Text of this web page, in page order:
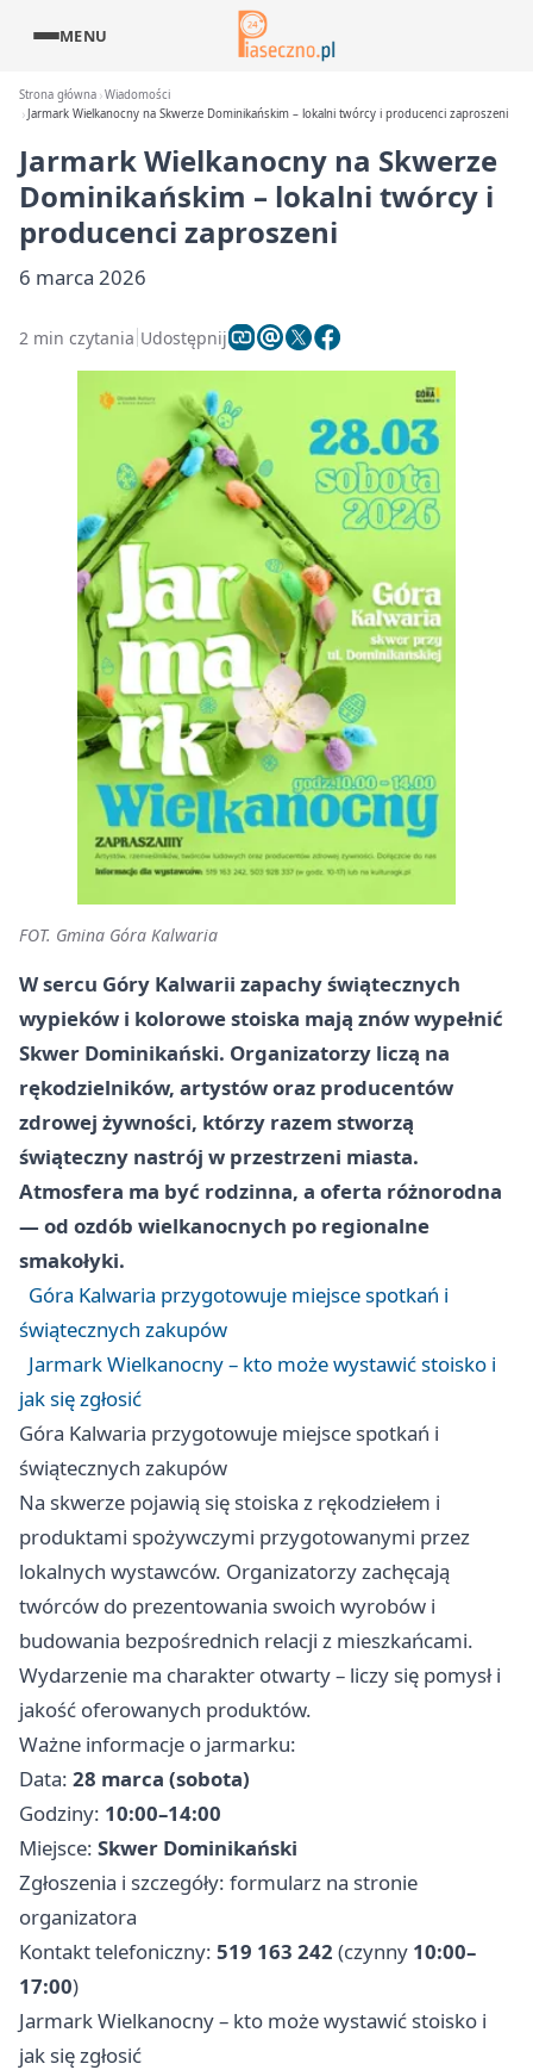
MENU
Strona główna Wiadomości
Jarmark Wielkanocny na Skwerze Dominikańskim – lokalni twórcy i producenci zaproszeni
Jarmark Wielkanocny na Skwerze
Dominikańskim – lokalni twórcy i
producenci zaproszeni
6 marca 2026
2 min czytania Udostępnij
FOT. Gmina Góra Kalwaria
W sercu Góry Kalwarii zapachy świątecznych
wypieków i kolorowe stoiska mają znów wypełnić
Skwer Dominikański. Organizatorzy liczą na
rękodzielników, artystów oraz producentów
zdrowej żywności, którzy razem stworzą
świąteczny nastrój w przestrzeni miasta.
Atmosfera ma być rodzinna, a oferta różnorodna
— od ozdób wielkanocnych po regionalne
smakołyki.
Góra Kalwaria przygotowuje miejsce spotkań i
świątecznych zakupów
Jarmark Wielkanocny – kto może wystawić stoisko i
jak się zgłosić
Góra Kalwaria przygotowuje miejsce spotkań i
świątecznych zakupów
Na skwerze pojawią się stoiska z rękodziełem i
produktami spożywczymi przygotowanymi przez
lokalnych wystawców. Organizatorzy zachęcają
twórców do prezentowania swoich wyrobów i
budowania bezpośrednich relacji z mieszkańcami.
Wydarzenie ma charakter otwarty – liczy się pomysł i
jakość oferowanych produktów.
Ważne informacje o jarmarku:
Data: 28 marca (sobota)
Godziny: 10:00–14:00
Miejsce: Skwer Dominikański
Zgłoszenia i szczegóły: formularz na stronie
organizatora
Kontakt telefoniczny: 519 163 242 (czynny 10:00–
17:00)
Jarmark Wielkanocny – kto może wystawić stoisko i
jak się zgłosić